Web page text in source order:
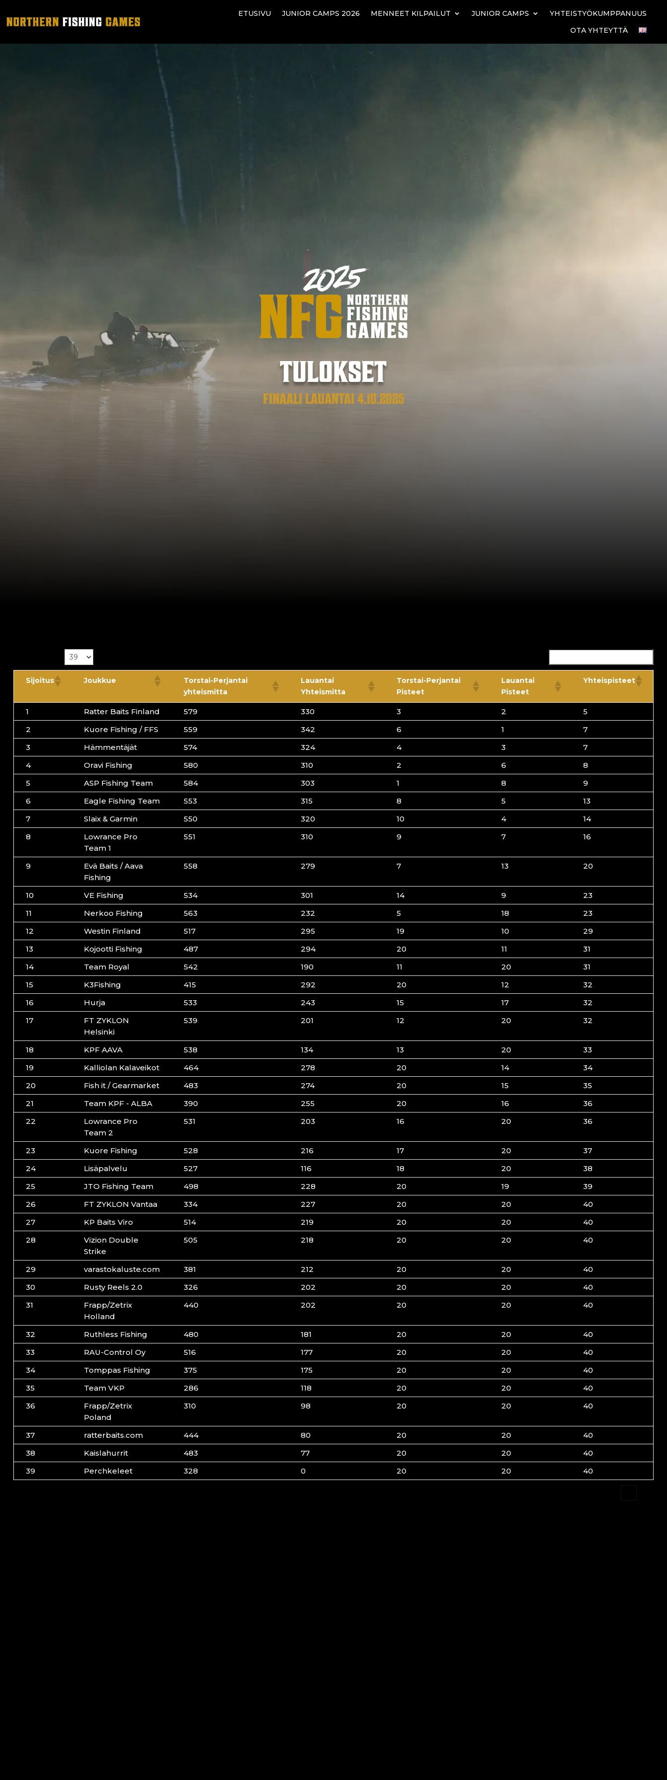
ETUSIVU JUNIOR CAMPS 2026 MENNEET KILPAILUT JUNIOR CAMPS
YHTEISTYÖKUMPPANUUS
OTA YHTEYTTÄ
TULOKSET
FINAALI LAUANTAI 4.10.2025
Sijoitus Joukkue
Torstai-Perjantai
yhteismitta
Lauantai
Yhteismitta
Torstai-Perjantai
Pisteet
Lauantai
Pisteet
Yhteispisteet
1 Ratter Baits Finland 579 330 3 2
5
2
Kuore Fishing / FFS 559 342 6 1
7
3
Hämmentäjät 574 324 4 3
7
4
Oravi Fishing 580 310 2 6
8
5
ASP Fishing Team 584 303 1 8
9
6
Eagle Fishing Team 553 315 8 5
13
7
Slaix & Garmin 550 320 10 4
14
8
Lowrance Pro
Team 1
551 310 9 7 16
9
Evä Baits / Aava
Fishing
558 279 7 13 20
10 VE Fishing 534 301 14 9
23
11
Nerkoo Fishing 563 232 5 18
23
12
Westin Finland 517 295 19 10
29
13
Kojootti Fishing 487 294 20 11
31
14
Team Royal 542 190 11 20
31
15
K3Fishing 415 292 20 12
32
16
Hurja 533 243 15 17
32
17
FT ZYKLON
Helsinki
539 201 12 20 32
18 KPF AAVA 538 134 13 20
33
19
Kalliolan Kalaveikot 464 278 20 14
34
20
Fish it / Gearmarket 483 274 20 15
35
21
Team KPF - ALBA 390 255 20 16
36
22
Lowrance Pro
Team 2
531 203 16 20 36
23 Kuore Fishing 528 216 17 20
37
24
Lisäpalvelu 527 116 18 20
38
25
JTO Fishing Team 498 228 20 19
39
26
FT ZYKLON Vantaa 334 227 20 20
40
27
KP Baits Viro 514 219 20 20
40
28
Vizion Double
Strike
505 218 20 20 40
29 varastokaluste.com 381 212 20 20
40
30
Rusty Reels 2.0 326 202 20 20
40
31
Frapp/Zetrix
Holland
440 202 20 20 40
32 Ruthless Fishing 480 181 20 20
40
33
RAU-Control Oy 516 177 20 20
40
34
Tomppas Fishing 375 175 20 20
40
35
Team VKP 286 118 20 20
40
36
Frapp/Zetrix
Poland
310 98 20 20 40
37 ratterbaits.com 444 80 20 20
40
38
Kaislahurrit 483 77 20 20
40
39
Perchkeleet 328 0 20 20 40